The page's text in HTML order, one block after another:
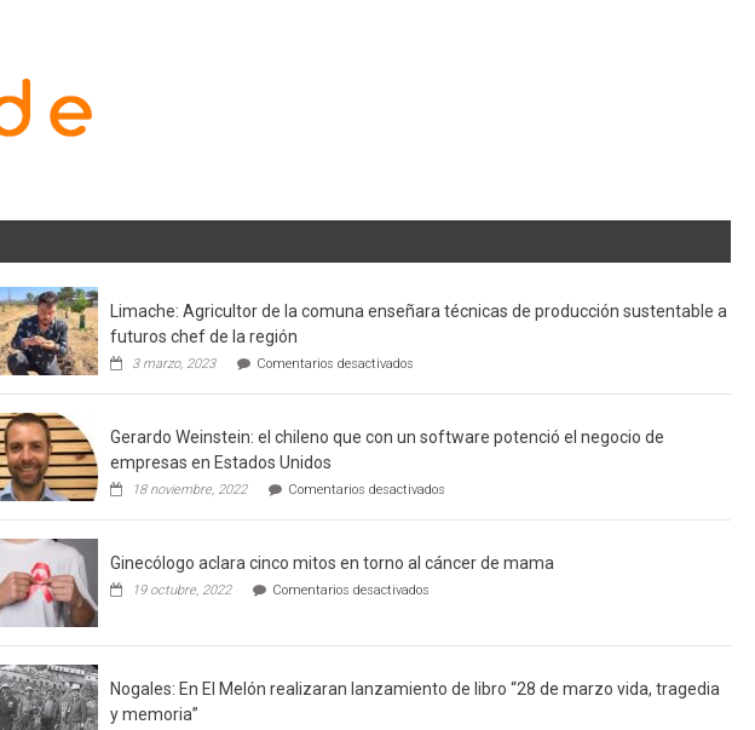
Limache: Agricultor de la comuna enseñara técnicas de producción sustentable a
futuros chef de la región
3 marzo, 2023 Comentarios desactivadosen
Agricultor
la
técnicas
a
futuros
la
Gerardo Weinstein: el chileno que con un software potenció el negocio de
empresas en Estados Unidos
18 noviembre, 2022 Comentarios desactivadosen
Weinstein:
chileno
negocio
Ginecólogo aclara cinco mitos en torno al cáncer de mama
19 octubre, 2022 Comentarios desactivadosen
cinco
en
Nogales: En El Melón realizaran lanzamiento de libro “28 de marzo vida, tragedia
y memoria”